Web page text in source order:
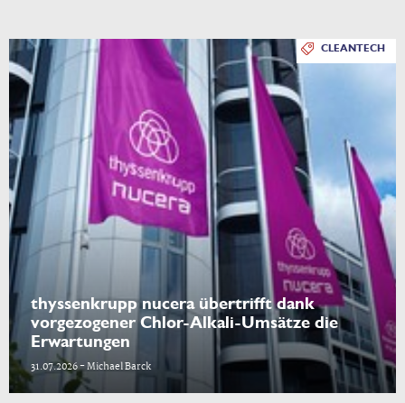
CLEANTECH
thyssenkrupp nucera übertrifft dank
vorgezogener Chlor-Alkali-Umsätze die
Erwartungen
31.07.2026 - Michael Barck